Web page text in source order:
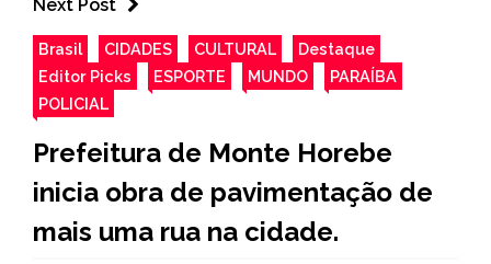
Next Post
Brasil CIDADES CULTURAL
Destaque
Editor Picks
ESPORTE MUNDO
PARAÍBA
POLICIAL
Prefeitura de Monte Horebe
inicia obra de pavimentação de
mais uma rua na cidade.